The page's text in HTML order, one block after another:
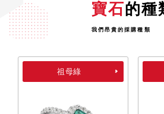
寶石的種
我們昂貴的採購種類
祖母綠